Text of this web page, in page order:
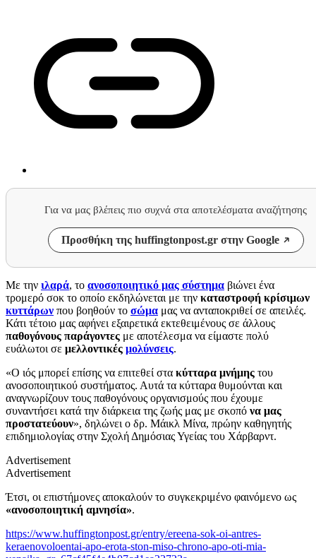
Για να μας βλέπεις πιο συχνά στα αποτελέσματα αναζήτησης
Προσθήκη της huffingtonpost.gr στην Google
Με την ιλαρά, το ανοσοποιητικό μας σύστημα βιώνει ένα
τρομερό σοκ το οποίο εκδηλώνεται με την καταστροφή κρίσιμων
κυττάρων που βοηθούν το σώμα μας να ανταποκριθεί σε απειλές.
Κάτι τέτοιο μας αφήνει εξαιρετικά εκτεθειμένους σε άλλους
παθογόνους παράγοντες με αποτέλεσμα να είμαστε πολύ
ευάλωτοι σε μελλοντικές μολύνσεις.
«Ο ιός μπορεί επίσης να επιτεθεί στα κύτταρα μνήμης του
ανοσοποιητικού συστήματος. Αυτά τα κύτταρα θυμούνται και
αναγνωρίζουν τους παθογόνους οργανισμούς που έχουμε
συναντήσει κατά την διάρκεια της ζωής μας με σκοπό να μας
προστατεύουν», δηλώνει ο δρ. Μάικλ Μίνα, πρώην καθηγητής
επιδημιολογίας στην Σχολή Δημόσιας Υγείας του Χάρβαρντ.
Advertisement
Advertisement
Έτσι, οι επιστήμονες αποκαλούν το συγκεκριμένο φαινόμενο ως
«ανοσοποιητική αμνησία».
https://www.huffingtonpost.gr/entry/ereena-sok-oi-antres-
keraenovoloentai-apo-erota-ston-miso-chrono-apo-oti-mia-